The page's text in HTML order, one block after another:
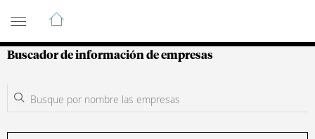
Guía de Empresas Colombianas
Buscador de información de empresas